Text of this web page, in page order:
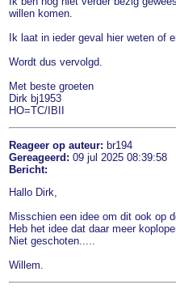
willen komen.
Ik laat in ieder geval hier weten of
Wordt dus vervolgd.
Met beste groeten
Dirk bj1953
HO=TC/IBII
Reageer op auteur: br194
Gereageerd: 09 jul 2025 08:39:58
Bericht:
Hallo Dirk,
Misschien een idee om dit ook op
Heb het idee dat daar meer
Niet geschoten.....
Willem.